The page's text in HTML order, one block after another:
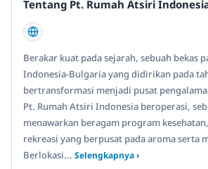
Tentang Pt. Rumah Atsiri
Berakar kuat pada sejarah, sebuah bekas
Indonesia-Bulgaria yang didirikan pada
bertransformasi menjadi pusat
Pt. Rumah Atsiri Indonesia beroperasi,
menawarkan beragam program
rekreasi yang berpusat pada aroma serta
Berlokasi... Selengkapnya ›